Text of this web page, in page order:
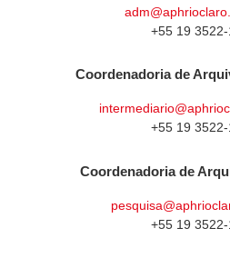
+55 19
Coordenadoria de
+55 19
Coordenadoria de
+55 19